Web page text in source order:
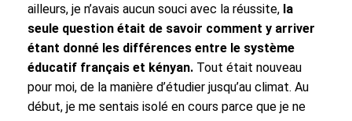
ailleurs, je n’avais aucun souci avec la réussite, la
seule question était de savoir comment y arriver
étant donné les différences entre le système
éducatif français et kényan. Tout était nouveau
pour moi, de la manière d’étudier jusqu’au climat. Au
début, je me sentais isolé en cours parce que je ne